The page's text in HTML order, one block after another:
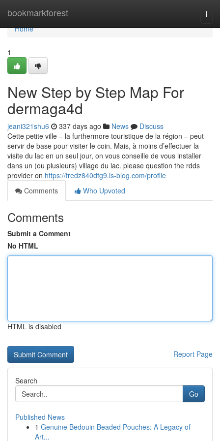
bookmarkforest
Home
Home
1
New Step by Step Map For
dermaga4d
jeani321shu6 337 days ago News
Discuss
Cette petite ville – la furthermore touristique de la région – peut
servir de base pour visiter le coin. Mais, à moins d’effectuer la
visite du lac en un seul jour, on vous conseille de vous installer
dans un (ou plusieurs) village du lac. please question the rdds
provider on https://fredz840dfg9.is-blog.com/profile
Comments
Who Upvoted
Comments
Submit a Comment
No HTML
HTML is disabled
Report Page
Search
Go
Published News
1 Genuine Bedouin Beaded Pouches: A Legacy of
Art...